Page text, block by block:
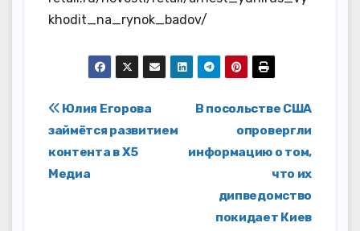
khodit_na_rynok_badov/
Навигация
по
записям
В посольстве США
опровергли
информацию о том,
что их
дипведомство
покидает Киев
Юлия Егорова
займётся развитием
контента в X5
Медиа